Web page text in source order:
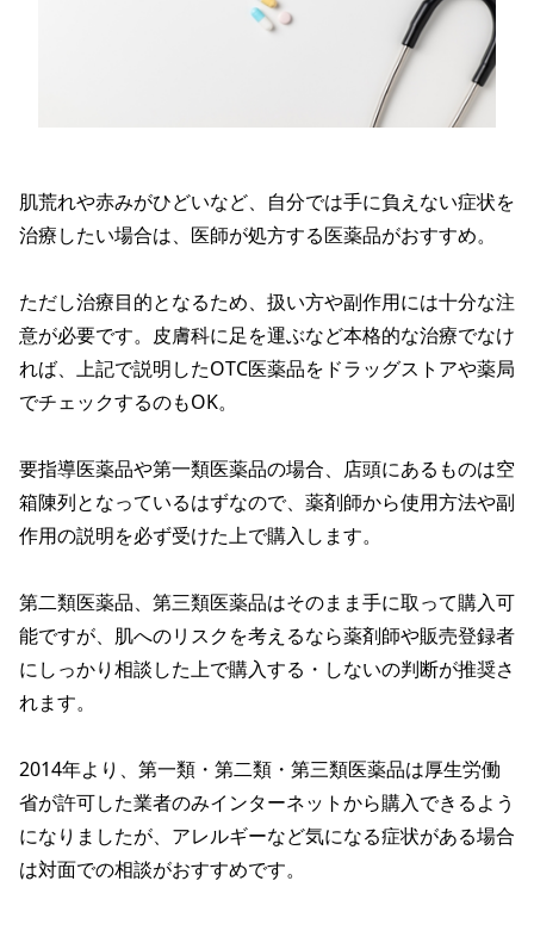
肌荒れや赤みがひどいなど、自分では手に負えない症状を
治療したい場合は、医師が処方する医薬品がおすすめ。
ただし治療目的となるため、扱い方や副作用には十分な注
意が必要です。皮膚科に足を運ぶなど本格的な治療でなけ
れば、上記で説明したOTC医薬品をドラッグストアや薬局
でチェックするのもOK。
要指導医薬品や第一類医薬品の場合、店頭にあるものは空
箱陳列となっているはずなので、薬剤師から使用方法や副
作用の説明を必ず受けた上で購入します。
第二類医薬品、第三類医薬品はそのまま手に取って購入可
能ですが、肌へのリスクを考えるなら薬剤師や販売登録者
にしっかり相談した上で購入する・しないの判断が推奨さ
れます。
2014年より、第一類・第二類・第三類医薬品は厚生労働
省が許可した業者のみインターネットから購入できるよう
になりましたが、アレルギーなど気になる症状がある場合
は対面での相談がおすすめです。